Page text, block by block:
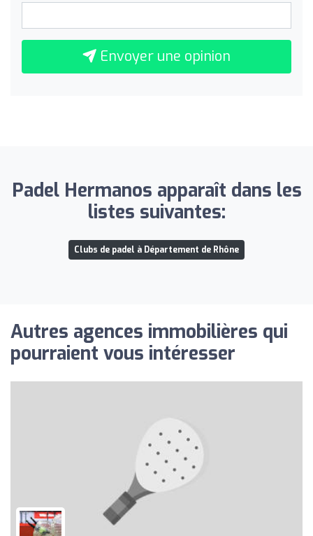
Envoyer une opinion
Padel Hermanos apparaît dans les
listes suivantes:
Clubs de padel à Département de Rhône
Autres agences immobilières qui
pourraient vous intéresser